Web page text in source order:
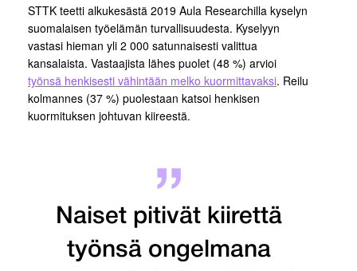
STTK teetti alkukesästä 2019 Aula Researchilla kyselyn
suomalaisen työelämän turvallisuudesta. Kyselyyn
vastasi hieman yli 2 000 satunnaisesti valittua
kansalaista. Vastaajista lähes puolet (48 %) arvioi
työnsä henkisesti vähintään melko kuormittavaksi. Reilu
kolmannes (37 %) puolestaan katsoi henkisen
kuormituksen johtuvan kiireestä.
Naiset pitivät kiirettä
työnsä ongelmana